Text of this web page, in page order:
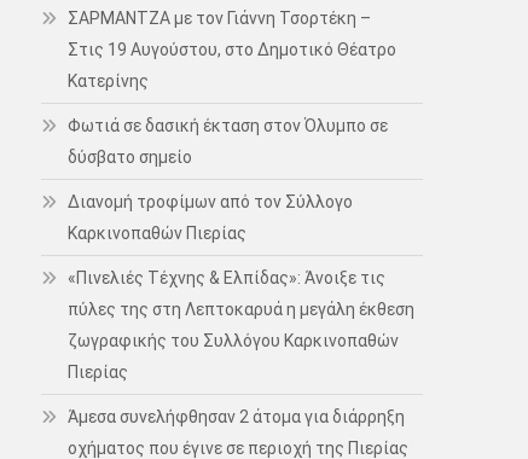
ΣΑΡΜΑΝΤΖΑ με τον Γιάννη Τσορτέκη –
Στις 19 Αυγούστου, στο Δημοτικό Θέατρο
Κατερίνης
Φωτιά σε δασική έκταση στον Όλυμπο σε
δύσβατο σημείο
Διανομή τροφίμων από τον Σύλλογο
Καρκινοπαθών Πιερίας
«Πινελιές Τέχνης & Ελπίδας»: Άνοιξε τις
πύλες της στη Λεπτοκαρυά η μεγάλη έκθεση
ζωγραφικής του Συλλόγου Καρκινοπαθών
Πιερίας
Άμεσα συνελήφθησαν 2 άτομα για διάρρηξη
οχήματος που έγινε σε περιοχή της Πιερίας